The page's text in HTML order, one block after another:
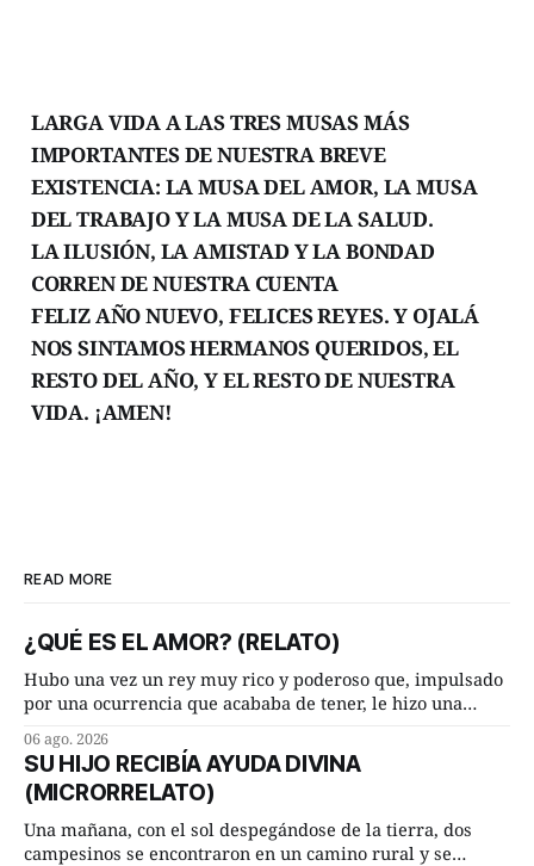
LARGA VIDA A LAS TRES MUSAS MÁS
IMPORTANTES DE NUESTRA BREVE
EXISTENCIA: LA MUSA DEL AMOR, LA MUSA
DEL TRABAJO Y LA MUSA DE LA SALUD.
LA ILUSIÓN, LA AMISTAD Y LA BONDAD
CORREN DE NUESTRA CUENTA
FELIZ AÑO NUEVO, FELICES REYES. Y OJALÁ
NOS SINTAMOS HERMANOS QUERIDOS, EL
RESTO DEL AÑO, Y EL RESTO DE NUESTRA
VIDA. ¡AMEN!
READ MORE
¿QUÉ ES EL AMOR? (RELATO)
Hubo una vez un rey muy rico y poderoso que, impulsado
por una ocurrencia que acababa de tener, le hizo una
Dime, hombre sabio, ¿qué es el amor según tú? Su
consejero, que era muy prudente y astuto le respondió de
inmediato:
06 ago. 2026
SU HIJO RECIBÍA AYUDA DIVINA
(MICRORRELATO)
Una mañana, con el sol despegándose de la tierra, dos
campesinos se encontraron en un camino rural y se